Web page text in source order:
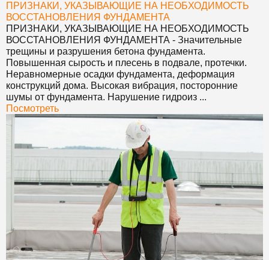
ПРИЗНАКИ, УКАЗЫВАЮЩИЕ НА НЕОБХОДИМОСТЬ
ВОССТАНОВЛЕНИЯ ФУНДАМЕНТА
ПРИЗНАКИ, УКАЗЫВАЮЩИЕ НА НЕОБХОДИМОСТЬ
ВОССТАНОВЛЕНИЯ ФУНДАМЕНТА - Значительные
трещины и разрушения бетона фундамента.
Повышенная сырость и плесень в подвале, протечки.
Неравномерные осадки фундамента, деформация
конструкций дома. Высокая вибрация, посторонние
шумы от фундамента. Нарушение гидроиз ...
Посмотреть